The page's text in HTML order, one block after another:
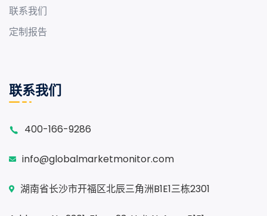
联系我们
定制报告
联系我们
400-166-9286
info@globalmarketmonitor.com
湖南省长沙市开福区北辰三角洲B1E1三栋2301